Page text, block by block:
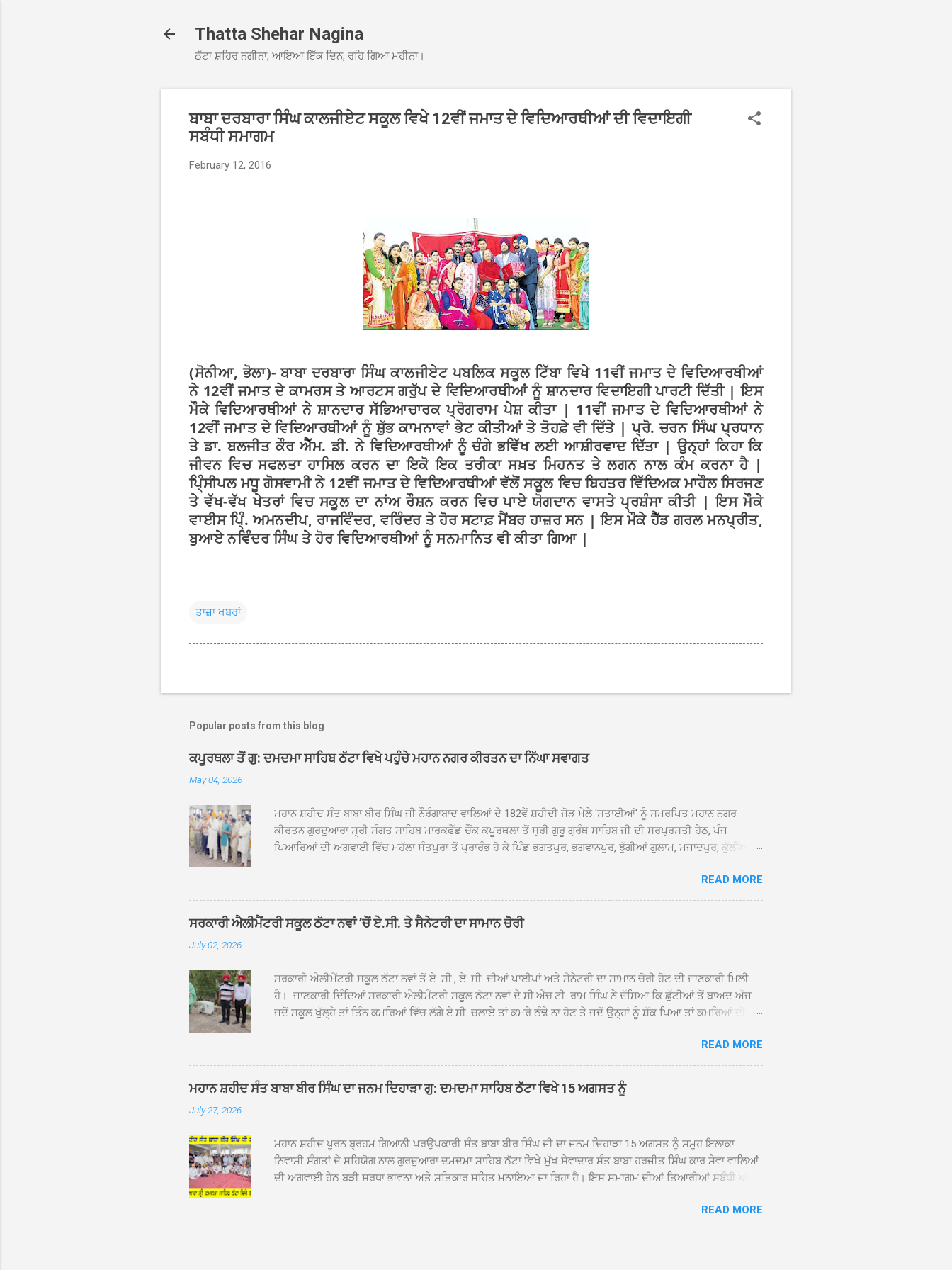
Thatta Shehar Nagina
ਠੱਟਾ ਸ਼ਹਿਰ ਨਗੀਨਾ, ਆਇਆ ਇੱਕ ਦਿਨ, ਰਹਿ ਗਿਆ ਮਹੀਨਾ।
ਬਾਬਾ ਦਰਬਾਰਾ ਸਿੰਘ ਕਾਲਜੀਏਟ ਸਕੂਲ ਵਿਖੇ 12ਵੀਂ ਜਮਾਤ ਦੇ ਵਿਦਿਆਰਥੀਆਂ ਦੀ ਵਿਦਾਇਗੀ
ਸਬੰਧੀ ਸਮਾਗਮ
February 12, 2016
(ਸੋਨੀਆ, ਭੋਲਾ)- ਬਾਬਾ ਦਰਬਾਰਾ ਸਿੰਘ ਕਾਲਜੀਏਟ ਪਬਲਿਕ ਸਕੂਲ ਟਿੱਬਾ ਵਿਖੇ 11ਵੀਂ ਜਮਾਤ ਦੇ ਵਿਦਿਆਰਥੀਆਂ
ਨੇ 12ਵੀਂ ਜਮਾਤ ਦੇ ਕਾਮਰਸ ਤੇ ਆਰਟਸ ਗਰੁੱਪ ਦੇ ਵਿਦਿਆਰਥੀਆਂ ਨੂੰ ਸ਼ਾਨਦਾਰ ਵਿਦਾਇਗੀ ਪਾਰਟੀ ਦਿੱਤੀ | ਇਸ
ਮੌਕੇ ਵਿਦਿਆਰਥੀਆਂ ਨੇ ਸ਼ਾਨਦਾਰ ਸੱਭਿਆਚਾਰਕ ਪ੍ਰੋਗਰਾਮ ਪੇਸ਼ ਕੀਤਾ | 11ਵੀਂ ਜਮਾਤ ਦੇ ਵਿਦਿਆਰਥੀਆਂ ਨੇ
12ਵੀਂ ਜਮਾਤ ਦੇ ਵਿਦਿਆਰਥੀਆਂ ਨੂੰ ਸ਼ੁੱਭ ਕਾਮਨਾਵਾਂ ਭੇਟ ਕੀਤੀਆਂ ਤੇ ਤੋਹਫ਼ੇ ਵੀ ਦਿੱਤੇ | ਪ੍ਰੋ. ਚਰਨ ਸਿੰਘ ਪ੍ਰਧਾਨ
ਤੇ ਡਾ. ਬਲਜੀਤ ਕੌਰ ਐੱਮ. ਡੀ. ਨੇ ਵਿਦਿਆਰਥੀਆਂ ਨੂੰ ਚੰਗੇ ਭਵਿੱਖ ਲਈ ਆਸ਼ੀਰਵਾਦ ਦਿੱਤਾ | ਉਨ੍ਹਾਂ ਕਿਹਾ ਕਿ
ਜੀਵਨ ਵਿਚ ਸਫਲਤਾ ਹਾਸਿਲ ਕਰਨ ਦਾ ਇਕੋ ਇਕ ਤਰੀਕਾ ਸਖ਼ਤ ਮਿਹਨਤ ਤੇ ਲਗਨ ਨਾਲ ਕੰਮ ਕਰਨਾ ਹੈ |
ਪਿ੍ੰਸੀਪਲ ਮਧੂ ਗੋਸਵਾਮੀ ਨੇ 12ਵੀਂ ਜਮਾਤ ਦੇ ਵਿਦਿਆਰਥੀਆਂ ਵੱਲੋਂ ਸਕੂਲ ਵਿਚ ਬਿਹਤਰ ਵਿੱਦਿਅਕ ਮਾਹੌਲ ਸਿਰਜਣ
ਤੇ ਵੱਖ-ਵੱਖ ਖੇਤਰਾਂ ਵਿਚ ਸਕੂਲ ਦਾ ਨਾਂਅ ਰੌਸ਼ਨ ਕਰਨ ਵਿਚ ਪਾਏ ਯੋਗਦਾਨ ਵਾਸਤੇ ਪ੍ਰਸ਼ੰਸਾ ਕੀਤੀ | ਇਸ ਮੌਕੇ
ਵਾਈਸ ਪਿ੍ੰ. ਅਮਨਦੀਪ, ਰਾਜਵਿੰਦਰ, ਵਰਿੰਦਰ ਤੇ ਹੋਰ ਸਟਾਫ਼ ਮੈਂਬਰ ਹਾਜ਼ਰ ਸਨ | ਇਸ ਮੌਕੇ ਹੈੱਡ ਗਰਲ ਮਨਪ੍ਰੀਤ,
ਬੁਆਏ ਨਵਿੰਦਰ ਸਿੰਘ ਤੇ ਹੋਰ ਵਿਦਿਆਰਥੀਆਂ ਨੂੰ ਸਨਮਾਨਿਤ ਵੀ ਕੀਤਾ ਗਿਆ |
ਤਾਜ਼ਾ ਖਬਰਾਂ
Popular posts from this blog
ਕਪੂਰਥਲਾ ਤੋਂ ਗੁ: ਦਮਦਮਾ ਸਾਹਿਬ ਠੱਟਾ ਵਿਖੇ ਪਹੁੰਚੇ ਮਹਾਨ ਨਗਰ ਕੀਰਤਨ ਦਾ ਨਿੱਘਾ ਸਵਾਗਤ
May 04, 2026
ਮਹਾਨ ਸ਼ਹੀਦ ਸੰਤ ਬਾਬਾ ਬੀਰ ਸਿੰਘ ਜੀ ਨੌਰੰਗਾਬਾਦ ਵਾਲਿਆਂ ਦੇ 182ਵੇਂ ਸ਼ਹੀਦੀ ਜੋੜ ਮੇਲੇ 'ਸਤਾਈਆਂ' ਨੂੰ ਸਮਰਪਿਤ ਮਹਾਨ ਨਗਰ
ਕੀਰਤਨ ਗੁਰਦੁਆਰਾ ਸ੍ਰੀ ਸੰਗਤ ਸਾਹਿਬ ਮਾਰਕਫੈੱਡ ਚੌਂਕ ਕਪੂਰਥਲਾ ਤੋਂ ਸ੍ਰੀ ਗੁਰੂ ਗ੍ਰੰਥ ਸਾਹਿਬ ਜੀ ਦੀ ਸਰਪ੍ਰਸਤੀ ਹੇਠ, ਪੰਜ
ਪਿਆਰਿਆਂ ਦੀ ਅਗਵਾਈ ਵਿੱਚ ਮਹੱਲਾ ਸੰਤਪੁਰਾ ਤੋਂ ਪ੍ਰਾਰੰਭ ਹੋ ਕੇ ਪਿੰਡ ਭਗਤਪੁਰ, ਭਗਵਾਨਪੁਰ, ਝੁੱਗੀਆਂ ਗੁਲਾਮ, ਮਜਾਦਪੁਰ, ਕੁੱਲੀਆਂ,
ਦਮਦਮਾ ਸਾਹਿਬ ਠੱਟਾ ਵਿਖੇ ਪਹੁੰਚਿਆ। ਨਗਰ ਕੀਰਤਨ ਦੇ ਗੁਰਦੁਆਰਾ ਸ੍ਰੀ ਦਮਦਮਾ ਸਾਹਿਬ ਠੱਟਾ ਵਿਖੇ ਪਹੁੰਚਣ ’ਤੇ ਮੁੱਖ ਸੇਵਾਦਾਰ
ਸੰਤ ਬਾਬਾ ਹਰਜੀਤ ਸਿੰਘ ਤੇ ਇਲਾਕੇ ਦੀਆਂ ਸੰਗਤਾਂ ਵੱਲੋਂ ਜੈਕਾਰਿਆਂ ਦੀ ਗੂੰਜ ਵਿਚ ਨਿੱਘਾ ਸਵਾਗਤ ਕੀਤਾ ਗਿਆ। ਗੁਰਦੁਆਰਾ ਸ੍ਰੀ
ਦਮਦਮਾ ਸਾਹਿਬ ਠੱਟਾ ਵਿਖੇ ਨਗਰ ਕੀਰਤਨ ਦੇ ਸਮਾਪਤੀ ਦੀ ਅਰਦਾਸ ਹੋਈ। ਇਸ ਮੌਕੇ ਪੰਜ ਪਿਆਰੇ ਸਾਹਿਬਾਨ ਤੇ ਨਗਰ ਕੀਰਤਨ ਦੇ
ਪ੍ਰਬੰਧਕਾਂ ਦਾ ਗੁਰਦੁਆਰਾ ਦਮਦਮਾ ਸਾਹਿਬ ਠੱਟਾ ਦੇ ਮੁੱਖ ਸੇਵਾਦਾਰ ਸੰਤ ਬਾਬਾ ਹਰਜੀਤ ਸਿੰਘ ਵੱਲੋਂ ਸਿਰੋਪਾਓ ਦੇ ਕੇ ਵਿਸ਼ੇਸ਼ ਤੌਰ ’ਤੇ
READ MORE
ਸਰਕਾਰੀ ਐਲੀਮੈਂਟਰੀ ਸਕੂਲ ਠੱਟਾ ਨਵਾਂ ’ਚੋਂ ਏ.ਸੀ. ਤੇ ਸੈਨੇਟਰੀ ਦਾ ਸਾਮਾਨ ਚੋਰੀ
July 02, 2026
ਸਰਕਾਰੀ ਐਲੀਮੈਂਟਰੀ ਸਕੂਲ ਠੱਟਾ ਨਵਾਂ ਤੋਂ ਏ. ਸੀ., ਏ. ਸੀ. ਦੀਆਂ ਪਾਈਪਾਂ ਅਤੇ ਸੈਨੇਟਰੀ ਦਾ ਸਾਮਾਨ ਚੋਰੀ ਹੋਣ ਦੀ ਜਾਣਕਾਰੀ ਮਿਲੀ
ਹੈ। ਜਾਣਕਾਰੀ ਦਿੰਦਿਆਂ ਸਰਕਾਰੀ ਐਲੀਮੈਂਟਰੀ ਸਕੂਲ ਠੱਟਾ ਨਵਾਂ ਦੇ ਸੀ.ਐੱਚ.ਟੀ. ਰਾਮ ਸਿੰਘ ਨੇ ਦੱਸਿਆ ਕਿ ਛੁੱਟੀਆਂ ਤੋਂ ਬਾਅਦ ਅੱਜ
ਜਦੋਂ ਸਕੂਲ ਖੁੱਲ੍ਹੇ ਤਾਂ ਤਿੰਨ ਕਮਰਿਆਂ ਵਿੱਚ ਲੱਗੇ ਏ.ਸੀ. ਚਲਾਏ ਤਾਂ ਕਮਰੇ ਠੰਢੇ ਨਾ ਹੋਣ ਤੇ ਜਦੋਂ ਉਨ੍ਹਾਂ ਨੂੰ ਸ਼ੱਕ ਪਿਆ ਤਾਂ ਕਮਰਿਆਂ ਦੀਆਂ
ਹੋਈਆਂ ਸਨ। ਉਨ੍ਹਾਂ ਦੱਸਿਆ ਕਿ ਉਹ ਛੁੱਟੀਆਂ ਦੌਰਾਨ ਵੀ ਸਕੂਲ ਗੇੜਾ ਮਾਰਦੇ ਸਨ ਅਤੇ 20 ਜੂਨ ਤੱਕ ਸਭ ਠੀਕ ਸੀ। ਚੋਰੀ ਦੀ ਘਟਨਾ
20 ਤੋਂ 30 ਜੂਨ ਵਿਚਕਾਰ ਹੋਈ ਜਾਪਦੀ ਹੈ। ਇਸ ਮੌਕੇ ਸਕੂਲ ਸਟਾਫ ਮੈਂਬਰਾਂ ਅੰਜੂ ਬਾਲਾ, ਹਰਜੀਤ ਕੌਰ, ਕਮਲਪ੍ਰੀਤ ਕੌਰ ਅਤੇ ਹਰਵਿੰਦਰ
ਸਿੰਘ ਟੋਡਰਵਾਲ ਨੇ ਦੱਸਿਆ ਕਿ ਸਕੂਲ ਵਿੱਚ ਪਿਛਲੇ ਸਾਲ ਤਿੰਨ ਏ. ਸੀ. ਲਾਉਣ ਦੀ ਸੇਵਾ ਸੀ.ਐੱਚ.ਟੀ. ਰਾਮ ਸਿੰਘ ਵੱਲੋਂ ਕੀਤੀ ਗਈ ਸੀ
ਜਿਸ ਦੀ ਮਾਪਿਆਂ ਨੇ ਖੂਬ ਪ੍ਰਸੰਸਾ ਕੀਤੀ ਸੀ। ਉਨ੍ਹਾਂ ਦੱਸਿਆ ਕਿ ਏਸੀ ਚੋਰੀ ਹੋਣ ਨਾਲ ਬੱਚਿਆਂ ਦੇ ਮਾਪਿਆਂ ਵਿੱਚ ਭਾਰੀ ਰੋਸ ਹੈ ਅਤੇ
READ MORE
ਮਹਾਨ ਸ਼ਹੀਦ ਸੰਤ ਬਾਬਾ ਬੀਰ ਸਿੰਘ ਦਾ ਜਨਮ ਦਿਹਾੜਾ ਗੁ: ਦਮਦਮਾ ਸਾਹਿਬ ਠੱਟਾ ਵਿਖੇ 15 ਅਗਸਤ ਨੂੰ
July 27, 2026
ਮਹਾਨ ਸ਼ਹੀਦ ਪੂਰਨ ਬ੍ਰਹਮ ਗਿਆਨੀ ਪਰਉਪਕਾਰੀ ਸੰਤ ਬਾਬਾ ਬੀਰ ਸਿੰਘ ਜੀ ਦਾ ਜਨਮ ਦਿਹਾੜਾ 15 ਅਗਸਤ ਨੂੰ ਸਮੂਹ ਇਲਾਕਾ
ਨਿਵਾਸੀ ਸੰਗਤਾਂ ਦੇ ਸਹਿਯੋਗ ਨਾਲ ਗੁਰਦੁਆਰਾ ਦਮਦਮਾ ਸਾਹਿਬ ਠੱਟਾ ਵਿਖੇ ਮੁੱਖ ਸੇਵਾਦਾਰ ਸੰਤ ਬਾਬਾ ਹਰਜੀਤ ਸਿੰਘ ਕਾਰ ਸੇਵਾ ਵਾਲਿਆਂ
ਦੀ ਅਗਵਾਈ ਹੇਠ ਬੜੀ ਸ਼ਰਧਾ ਭਾਵਨਾ ਅਤੇ ਸਤਿਕਾਰ ਸਹਿਤ ਮਨਾਇਆ ਜਾ ਰਿਹਾ ਹੈ। ਇਸ ਸਮਾਗਮ ਦੀਆਂ ਤਿਆਰੀਆਂ ਸਬੰਧੀ ਅੱਜ
ਹੇਠ ਹੋਈ ਜਿਸ ਵਿਚ ਸਮੁੱਚੇ ਇਲਾਕੇ ਦੀਆਂ ਵੱਡੀ ਗਿਣਤੀ ਵਿੱਚਸੰਗਤਾਂ ਨੇ ਭਾਗ ਲਿਆ ਅਤੇ ਆਪੋ ਆਪਣੇ ਵਿਚਾਰ ਸਾਂਝੇ ਕੀਤੇ। ਇਸ ਸਬੰਧੀ
READ MORE